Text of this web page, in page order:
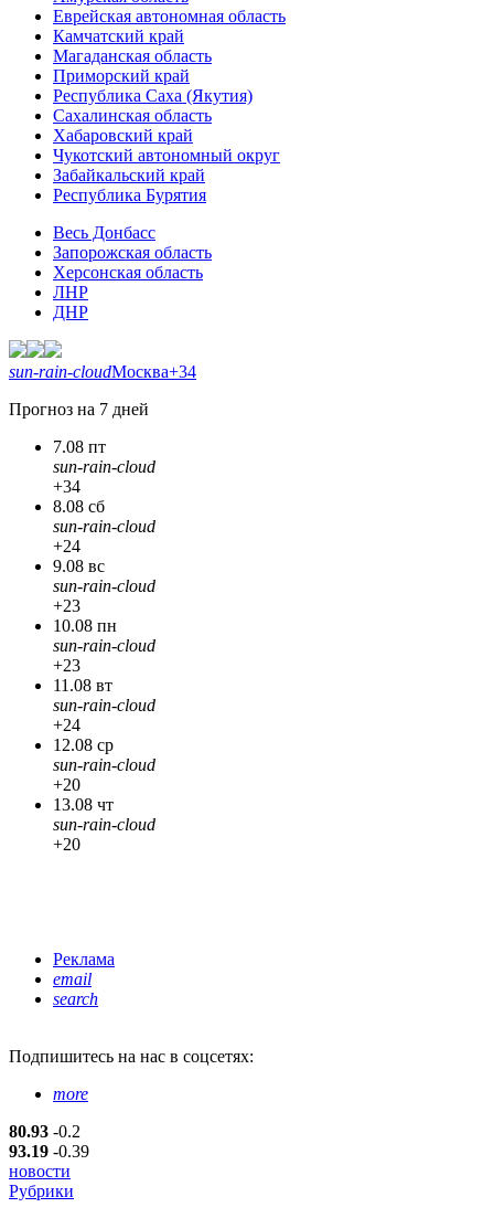
Еврейская автономная область
Камчатский край
Магаданская область
Приморский край
Республика Саха (Якутия)
Сахалинская область
Хабаровский край
Чукотский автономный округ
Забайкальский край
Республика Бурятия
Весь Донбасс
Запорожская область
Херсонская область
ЛНР
ДНР
sun-rain-cloudМосква+34
Прогноз на 7 дней
7.08 пт
sun-rain-cloud
+34
8.08 сб
sun-rain-cloud
+24
9.08 вс
sun-rain-cloud
+23
10.08 пн
sun-rain-cloud
+23
11.08 вт
sun-rain-cloud
+24
12.08 ср
sun-rain-cloud
+20
13.08 чт
sun-rain-cloud
+20
Реклама
email
search
Подпишитесь на нас в соцсетях:
more
80.93 -0.2
93.19 -0.39
новости
Рубрики